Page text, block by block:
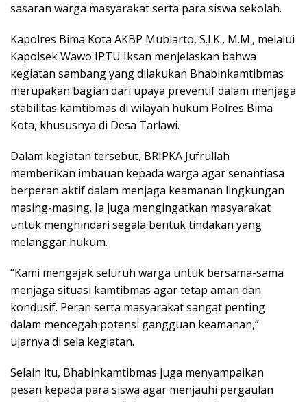
sasaran warga masyarakat serta para siswa sekolah.
Kapolres Bima Kota AKBP Mubiarto, S.I.K., M.M., melalui
Kapolsek Wawo IPTU Iksan menjelaskan bahwa
kegiatan sambang yang dilakukan Bhabinkamtibmas
merupakan bagian dari upaya preventif dalam menjaga
stabilitas kamtibmas di wilayah hukum Polres Bima
Kota, khususnya di Desa Tarlawi.
Dalam kegiatan tersebut, BRIPKA Jufrullah
memberikan imbauan kepada warga agar senantiasa
berperan aktif dalam menjaga keamanan lingkungan
masing-masing. Ia juga mengingatkan masyarakat
untuk menghindari segala bentuk tindakan yang
melanggar hukum.
“Kami mengajak seluruh warga untuk bersama-sama
menjaga situasi kamtibmas agar tetap aman dan
kondusif. Peran serta masyarakat sangat penting
dalam mencegah potensi gangguan keamanan,”
ujarnya di sela kegiatan.
Selain itu, Bhabinkamtibmas juga menyampaikan
pesan kepada para siswa agar menjauhi pergaulan